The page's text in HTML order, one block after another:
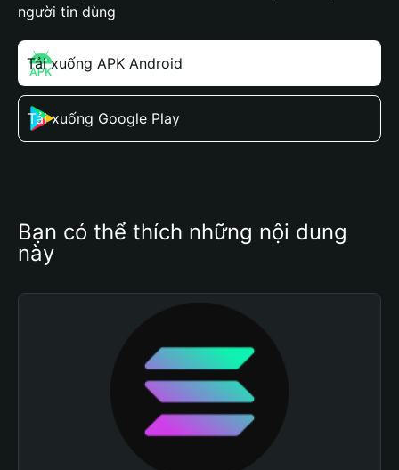
người tin dùng
Tải xuống APK Android
Tải xuống Google Play
Bạn có thể thích những nội dung
này